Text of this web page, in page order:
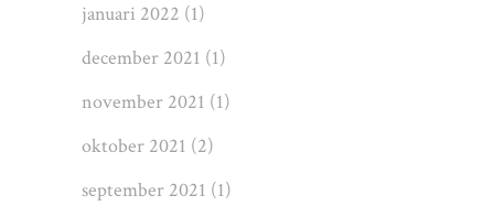
januari 2022 (1)
december 2021 (1)
november 2021 (1)
oktober 2021 (2)
september 2021 (1)